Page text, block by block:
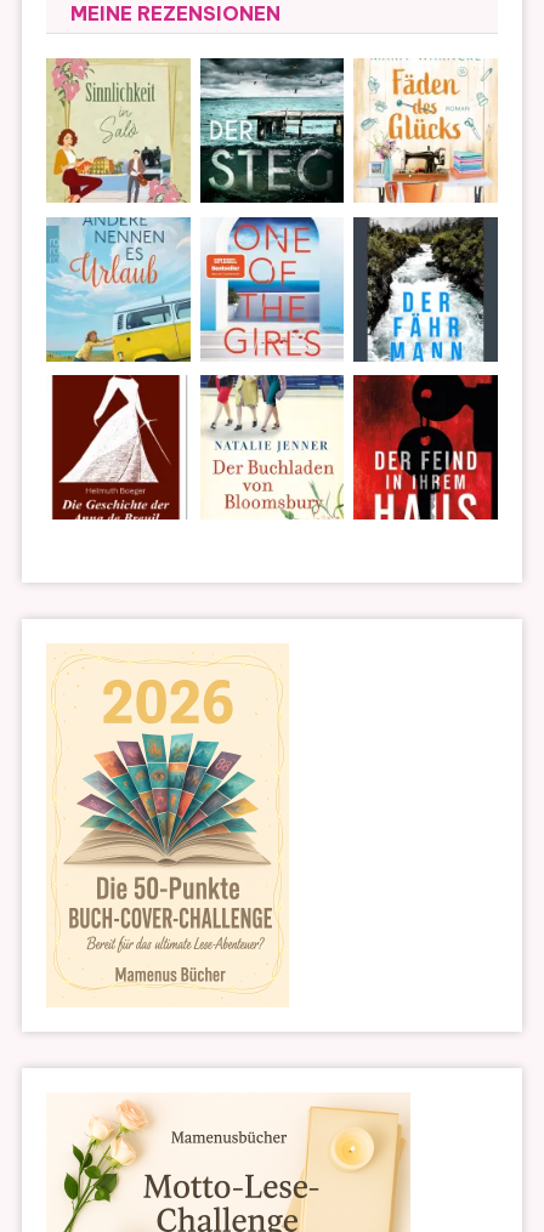
MEINE REZENSIONEN